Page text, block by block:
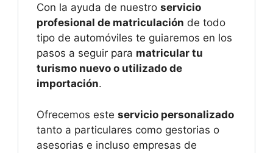
Con la ayuda de nuestro servicio
profesional de matriculación de todo
tipo de automóviles te guiaremos en los
pasos a seguir para matricular tu
turismo nuevo o utilizado de
importación.
Ofrecemos este servicio personalizado
tanto a particulares como gestorias o
asesorias e incluso empresas de